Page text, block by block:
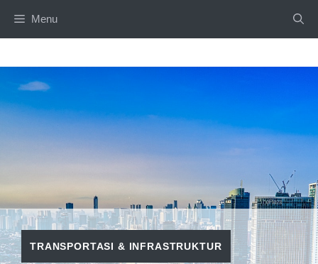
Langsung
ke
Menu
TRANSPORTASI & INFRASTRUKTUR